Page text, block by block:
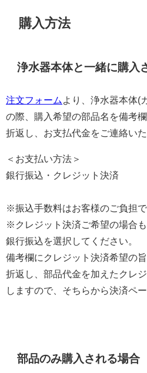
購入方法
浄水器本体と一緒に購入
注文フォーム より、浄水器本体(
の際、購入希望の部品名を備考
折返し、お支払代金をご連絡いた
＜お支払い方法＞
銀行振込・クレジット決済
※振込手数料はお客様のご負担で
※クレジット決済ご希望の場合も
銀行振込を選択してください。
備考欄にクレジット決済希望の
折返し、部品代金を加えたクレ
しますので、そちらから決済ペ
部品のみ購入される場合